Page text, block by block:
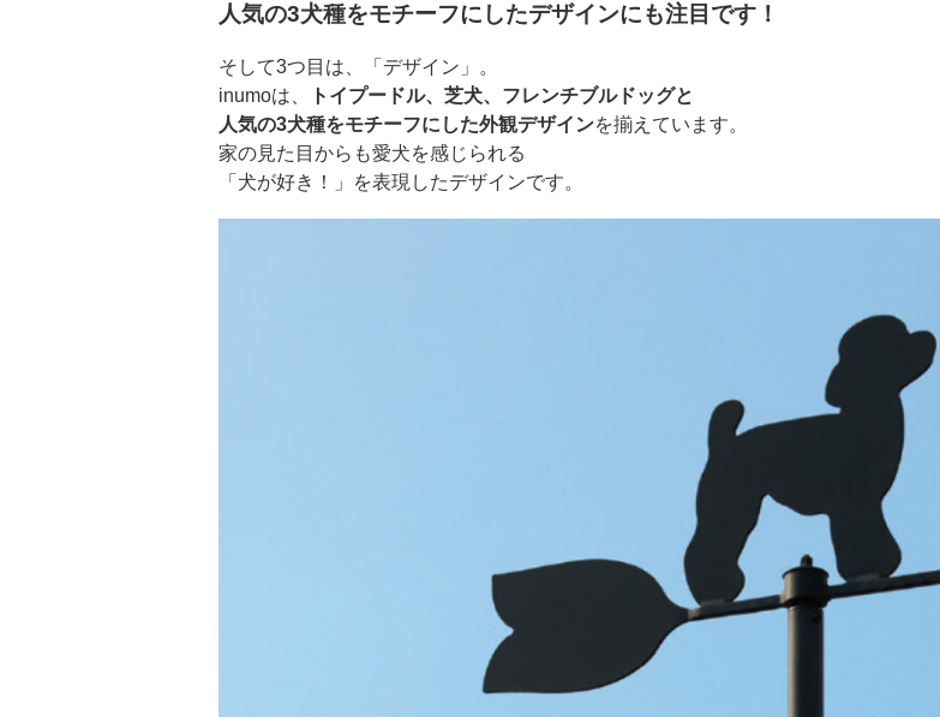
人気の3犬種をモチーフにしたデザインにも注目です！
そして3つ目は、「デザイン」。
inumoは、
トイプードル、芝犬、フレンチブルドッグと
人気の3犬種をモチーフにした外観デザインを揃えています。
家の見た目からも愛犬を感じられる
「犬が好き！」を表現したデザインです。